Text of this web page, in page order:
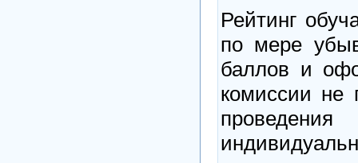
Рейтинг
по мере
баллов и
комиссии не